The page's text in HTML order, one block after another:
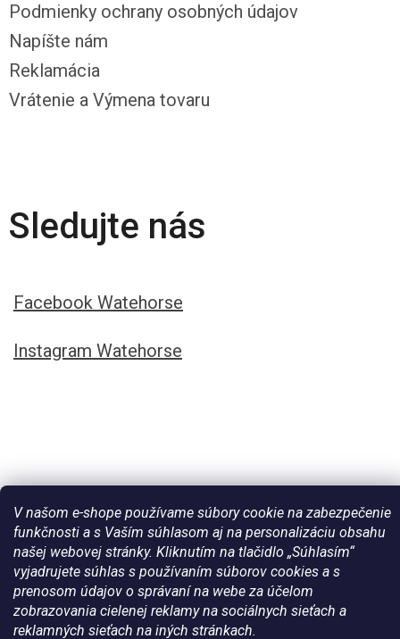
V našom e-shope používame súbory cookie na zabezpečenie
funkčnosti a s Vaším súhlasom aj na personalizáciu obsahu
našej webovej stránky. Kliknutím na tlačidlo „Súhlasím“
vyjadrujete súhlas s používaním súborov cookies a s
prenosom údajov o správaní na webe za účelom
zobrazovania cielenej reklamy na sociálnych sieťach a
reklamných sieťach na iných stránkach.
Podmienky ochrany osobných údajov
Napíšte nám
Reklamácia
Vrátenie a Výmena tovaru
Sledujte nás
Facebook Watehorse
Instagram Watehorse
Vytvoril Shoptet
Copyright 2026Všetko pre vaše kone - WateHorse.sk. Všetky
práva vyhradené.